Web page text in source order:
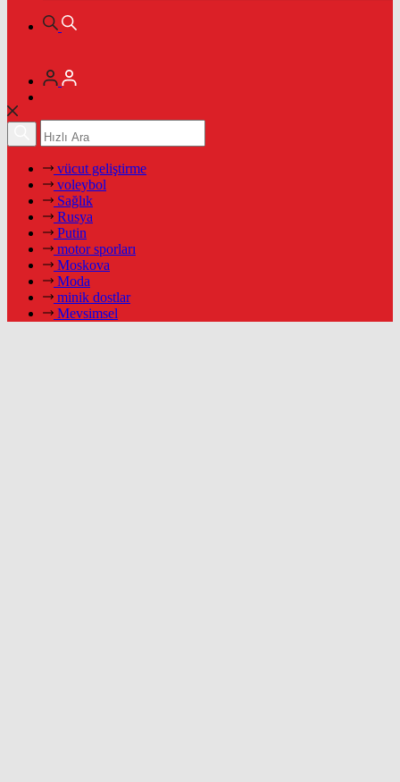
vücut geliştirme
voleybol
Sağlık
Rusya
Putin
motor sporları
Moskova
Moda
minik dostlar
Mevsimsel